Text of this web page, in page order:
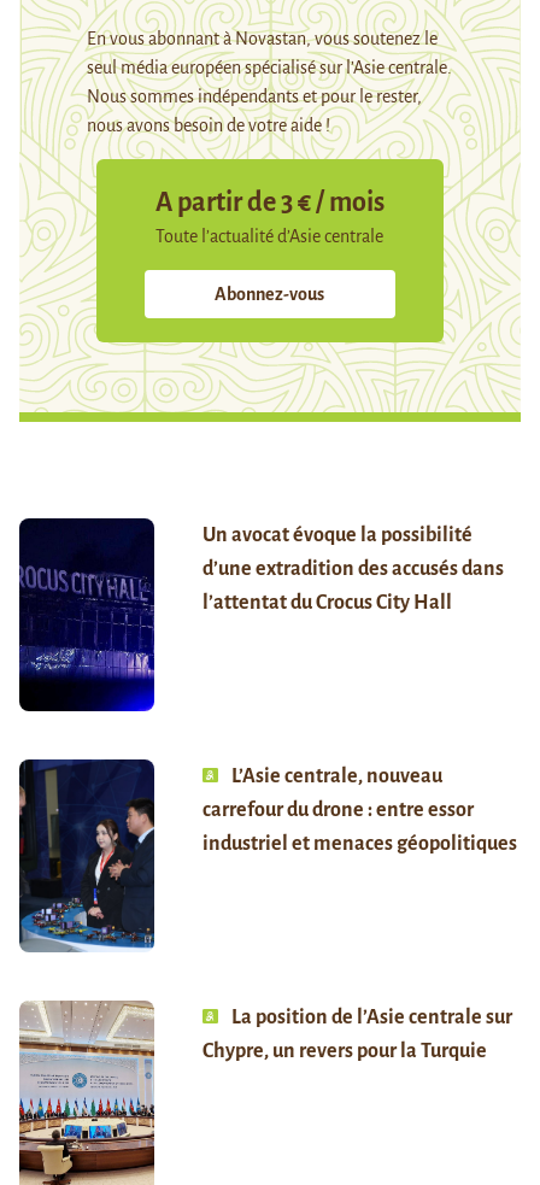
En vous abonnant à Novastan, vous soutenez le
seul média européen spécialisé sur l’Asie centrale.
Nous sommes indépendants et pour le rester,
nous avons besoin de votre aide !
A partir de 3 € / mois
Toute l’actualité d’Asie centrale
Abonnez-vous
Un avocat évoque la possibilité
d’une extradition des accusés dans
l’attentat du Crocus City Hall
L’Asie centrale, nouveau
carrefour du drone : entre essor
industriel et menaces géopolitiques
La position de l’Asie centrale sur
Chypre, un revers pour la Turquie